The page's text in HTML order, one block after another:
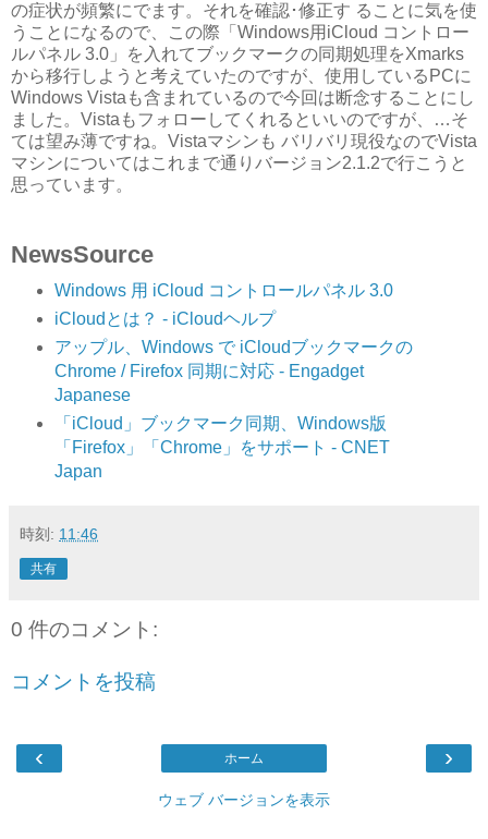
の症状が頻繁にでます。それを確認･修正す ることに気を使
うことになるので、この際「Windows用iCloud コントロー
ルパネル 3.0」を入れてブックマークの同期処理をXmarks
から移行しようと考えていたのですが、使用しているPCに
Windows Vistaも含まれているので今回は断念することにし
ました。Vistaもフォローしてくれるといいのですが、…そ
ては望み薄ですね。Vistaマシンも バリバリ現役なのでVista
マシンについてはこれまで通りバージョン2.1.2で行こうと
思っています。
NewsSource
Windows 用 iCloud コントロールパネル 3.0
iCloudとは？ - iCloudヘルプ
アップル、Windows で iCloudブックマークの
Chrome / Firefox 同期に対応 - Engadget
Japanese
「iCloud」ブックマーク同期、Windows版
「Firefox」「Chrome」をサポート - CNET
Japan
時刻: 11:46
共有
0 件のコメント:
コメントを投稿
‹ ›
ホーム
ウェブ バージョンを表示